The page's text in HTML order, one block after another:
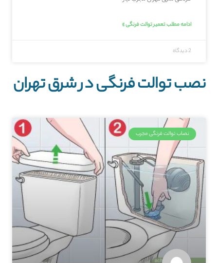
ادامه مطلب تعمیر توالت فرنگی »
2 دیدگاه
نصب توالت فرنگی در شرق تهران
نصاب توالت فرنگی مجرب